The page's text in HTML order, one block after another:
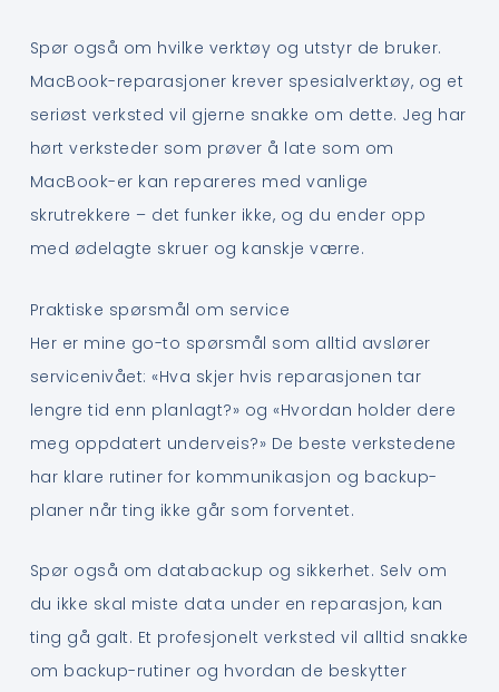
Spør også om hvilke verktøy og utstyr de bruker.
MacBook-reparasjoner krever spesialverktøy, og et
seriøst verksted vil gjerne snakke om dette. Jeg har
hørt verksteder som prøver å late som om
MacBook-er kan repareres med vanlige
skrutrekkere – det funker ikke, og du ender opp
med ødelagte skruer og kanskje værre.
Praktiske spørsmål om service
Her er mine go-to spørsmål som alltid avslører
servicenivået: «Hva skjer hvis reparasjonen tar
lengre tid enn planlagt?» og «Hvordan holder dere
meg oppdatert underveis?» De beste verkstedene
har klare rutiner for kommunikasjon og backup-
planer når ting ikke går som forventet.
Spør også om databackup og sikkerhet. Selv om
du ikke skal miste data under en reparasjon, kan
ting gå galt. Et profesjonelt verksted vil alltid snakke
om backup-rutiner og hvordan de beskytter